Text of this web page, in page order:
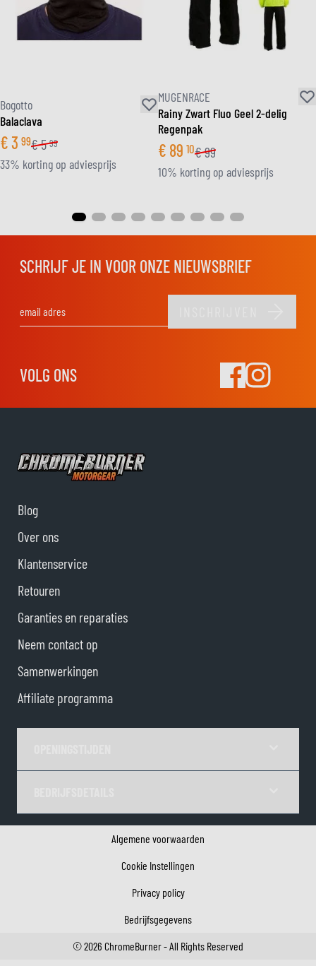
Bogotto
Balaclava
€3 99€5 99
33% korting op adviesprijs
MUGENRACE
Rainy Zwart Fluo Geel 2-delig
Regenpak
€ 89 10€99
10% korting op adviesprijs
SCHRIJF JE IN VOOR ONZE NIEUWSBRIEF
VOLG ONS
Blog
Over ons
Klantenservice
Retouren
Garanties en reparaties
Neem contact op
Samenwerkingen
Affiliate programma
Algemene voorwaarden
Cookie Instellingen
Privacy policy
Bedrijfsgegevens
©2026 ChromeBurner - All Rights Reserved